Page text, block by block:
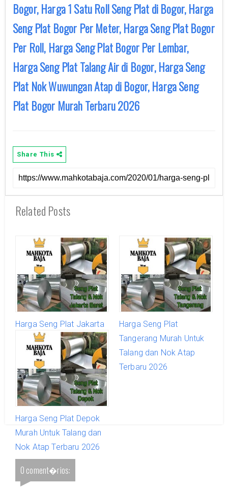
Bogor, Harga 1 Satu Roll Seng Plat di Bogor, Harga
Seng Plat Bogor Per Meter, Harga Seng Plat Bogor
Per Roll, Harga Seng Plat Bogor Per Lembar,
Harga Seng Plat Talang Air di Bogor, Harga Seng
Plat Nok Wuwungan Atap di Bogor, Harga Seng
Plat Bogor Murah Terbaru 2026
Share This
Related Posts
Harga Seng Plat Jakarta
Barat Murah Untuk Talang
dan Nok Atap Terbaru
2026
Harga Seng Plat
Tangerang Murah Untuk
Talang dan Nok Atap
Terbaru 2026
Harga Seng Plat Depok
Murah Untuk Talang dan
Nok Atap Terbaru 2026
0 coment�rios: